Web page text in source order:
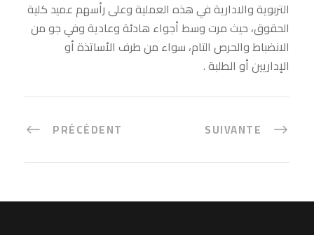
التربوية والادارية في هذه العملية وعلى رأسهم عميد كلية
الحقوق، حيث مرت وسط أجواء هادئة وعادية وفي جو من
الانضباط والحرص التام، سواء من طرف الأساتذة أو
الإداريين أو الطلبة .
PRÉCÉDENT SUIVANTE